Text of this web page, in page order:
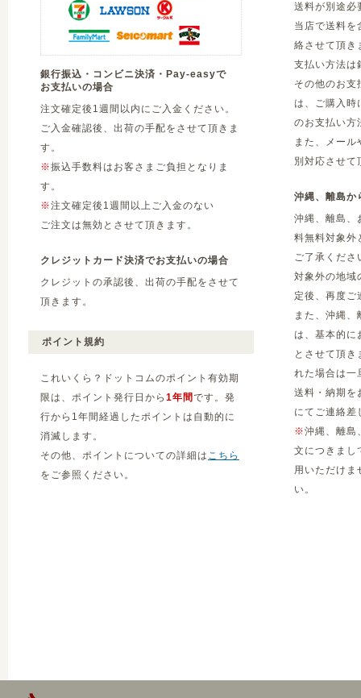
銀行振込・コンビニ決済・Pay-easyで
お支払いの場合
注文確定後1週間以内にご入金ください。
ご入金確認後、出荷の手配をさせて頂きま
す。
※振込手数料はお客さまご負担となりま
す。
※注文確定後1週間以上ご入金のない
ご注文は無効とさせて頂きます。
クレジットカード決済でお支払いの場合
クレジットの承認後、出荷の手配をさせて
頂きます。
ポイント規約
これいくら？ドットコムのポイント有効期
限は、ポイント発行日から 1年間です。発
行から1年間経過したポイントは自動的に
消滅します。
その他、ポイントについての詳細は こちら
をご参照ください。
送料が別途必
当店で送料を
絡させて頂き
支払い方法は
その他のお支
は、ご購入時
のお支払い方
また、メー
別対応させて
沖縄、離島か
沖縄、離島、
料無料対象外
ご了承くださ
対象外の地域
定後、再度ご
また、沖縄
は、基本的に
とさせて頂
れた場合は一
送料・納期を
にてご連絡差
※沖縄、離島
文につきまし
用いただけま
い。